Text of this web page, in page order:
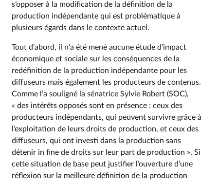
s’opposer à la modification de la définition de la
production indépendante qui est problématique à
plusieurs égards dans le contexte actuel.
Tout d’abord, il n’a été mené aucune étude d’impact
économique et sociale sur les conséquences de la
redéfinition de la production indépendante pour les
diffuseurs mais également les producteurs de contenus.
Comme l’a souligné la sénatrice Sylvie Robert (SOC),
« des intérêts opposés sont en présence : ceux des
producteurs indépendants, qui peuvent survivre grâce à
l’exploitation de leurs droits de production, et ceux des
diffuseurs, qui ont investi dans la production sans
détenir in fine de droits sur leur part de production ». Si
cette situation de base peut justifier l’ouverture d’une
réflexion sur la meilleure définition de la production